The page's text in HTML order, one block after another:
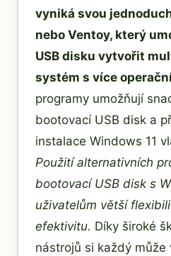
vyniká svou
nebo Ventoy, který
USB disku vytvořit
systém s více
programy umožňují
bootovací USB disk a
instalace Windows 11
Použití alternativních
bootovací USB disk s
uživatelům větší
efektivitu. Díky široké
nástrojů si každý